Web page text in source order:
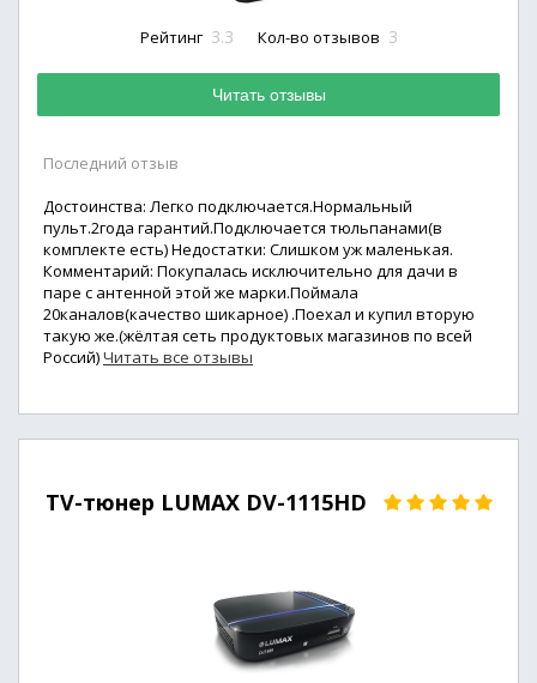
Рейтинг 3.3 Кол-во отзывов 3
Читать отзывы
Последний отзыв
Достоинства: Легко подключается.Нормальный
пульт.2года гарантий.Подключается тюльпанами(в
комплекте есть) Недостатки: Слишком уж маленькая.
Комментарий: Покупалась исключительно для дачи в
паре с антенной этой же марки.Поймала
20каналов(качество шикарное) .Поехал и купил вторую
такую же.(жёлтая сеть продуктовых магазинов по всей
Россий)Читать все отзывы
TV-тюнер LUMAX DV-1115HD